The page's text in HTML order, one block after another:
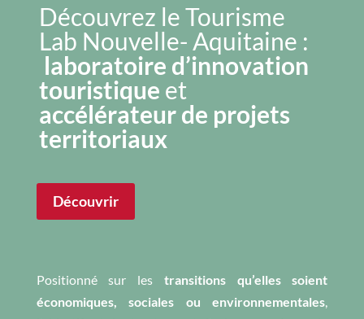
Découvrez le Tourisme
Lab Nouvelle- Aquitaine :
laboratoire d’innovation
touristique et
accélérateur de projets
territoriaux
Découvrir
Positionné sur les transitions qu’elles soient
économiques, sociales ou environnementales